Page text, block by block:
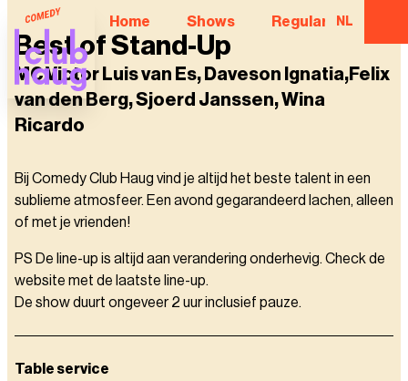
Home Shows Regular NL
Best of Stand-Up
MC Victor Luis van Es, Daveson Ignatia,Felix
van den Berg, Sjoerd Janssen, Wina
Ricardo
Bij Comedy Club Haug vind je altijd het beste talent in een
sublieme atmosfeer. Een avond gegarandeerd lachen, alleen
of met je vrienden!
PS De line-up is altijd aan verandering onderhevig. Check de
website met de laatste line-up.
De show duurt ongeveer 2 uur inclusief pauze.
Table service